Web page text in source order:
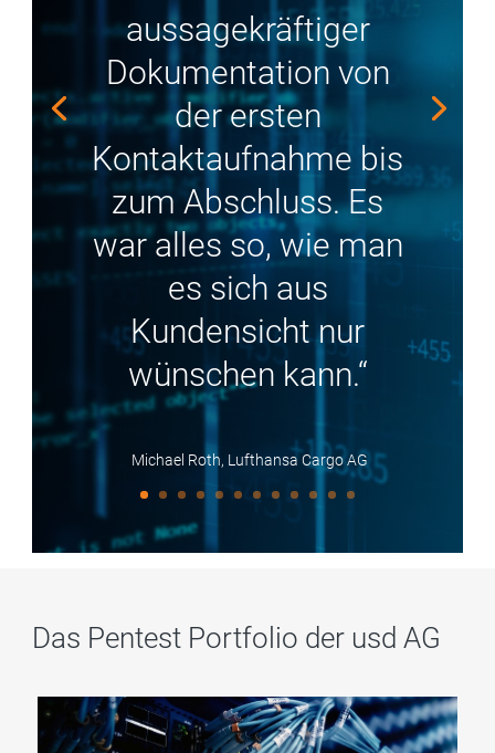
aussagekräftiger
Dokumentation von
der ersten
Kontaktaufnahme bis
zum Abschluss. Es
war alles so, wie man
es sich aus
Kundensicht nur
wünschen kann.“
Michael Roth, Lufthansa Cargo AG
Das Pentest Portfolio der usd AG